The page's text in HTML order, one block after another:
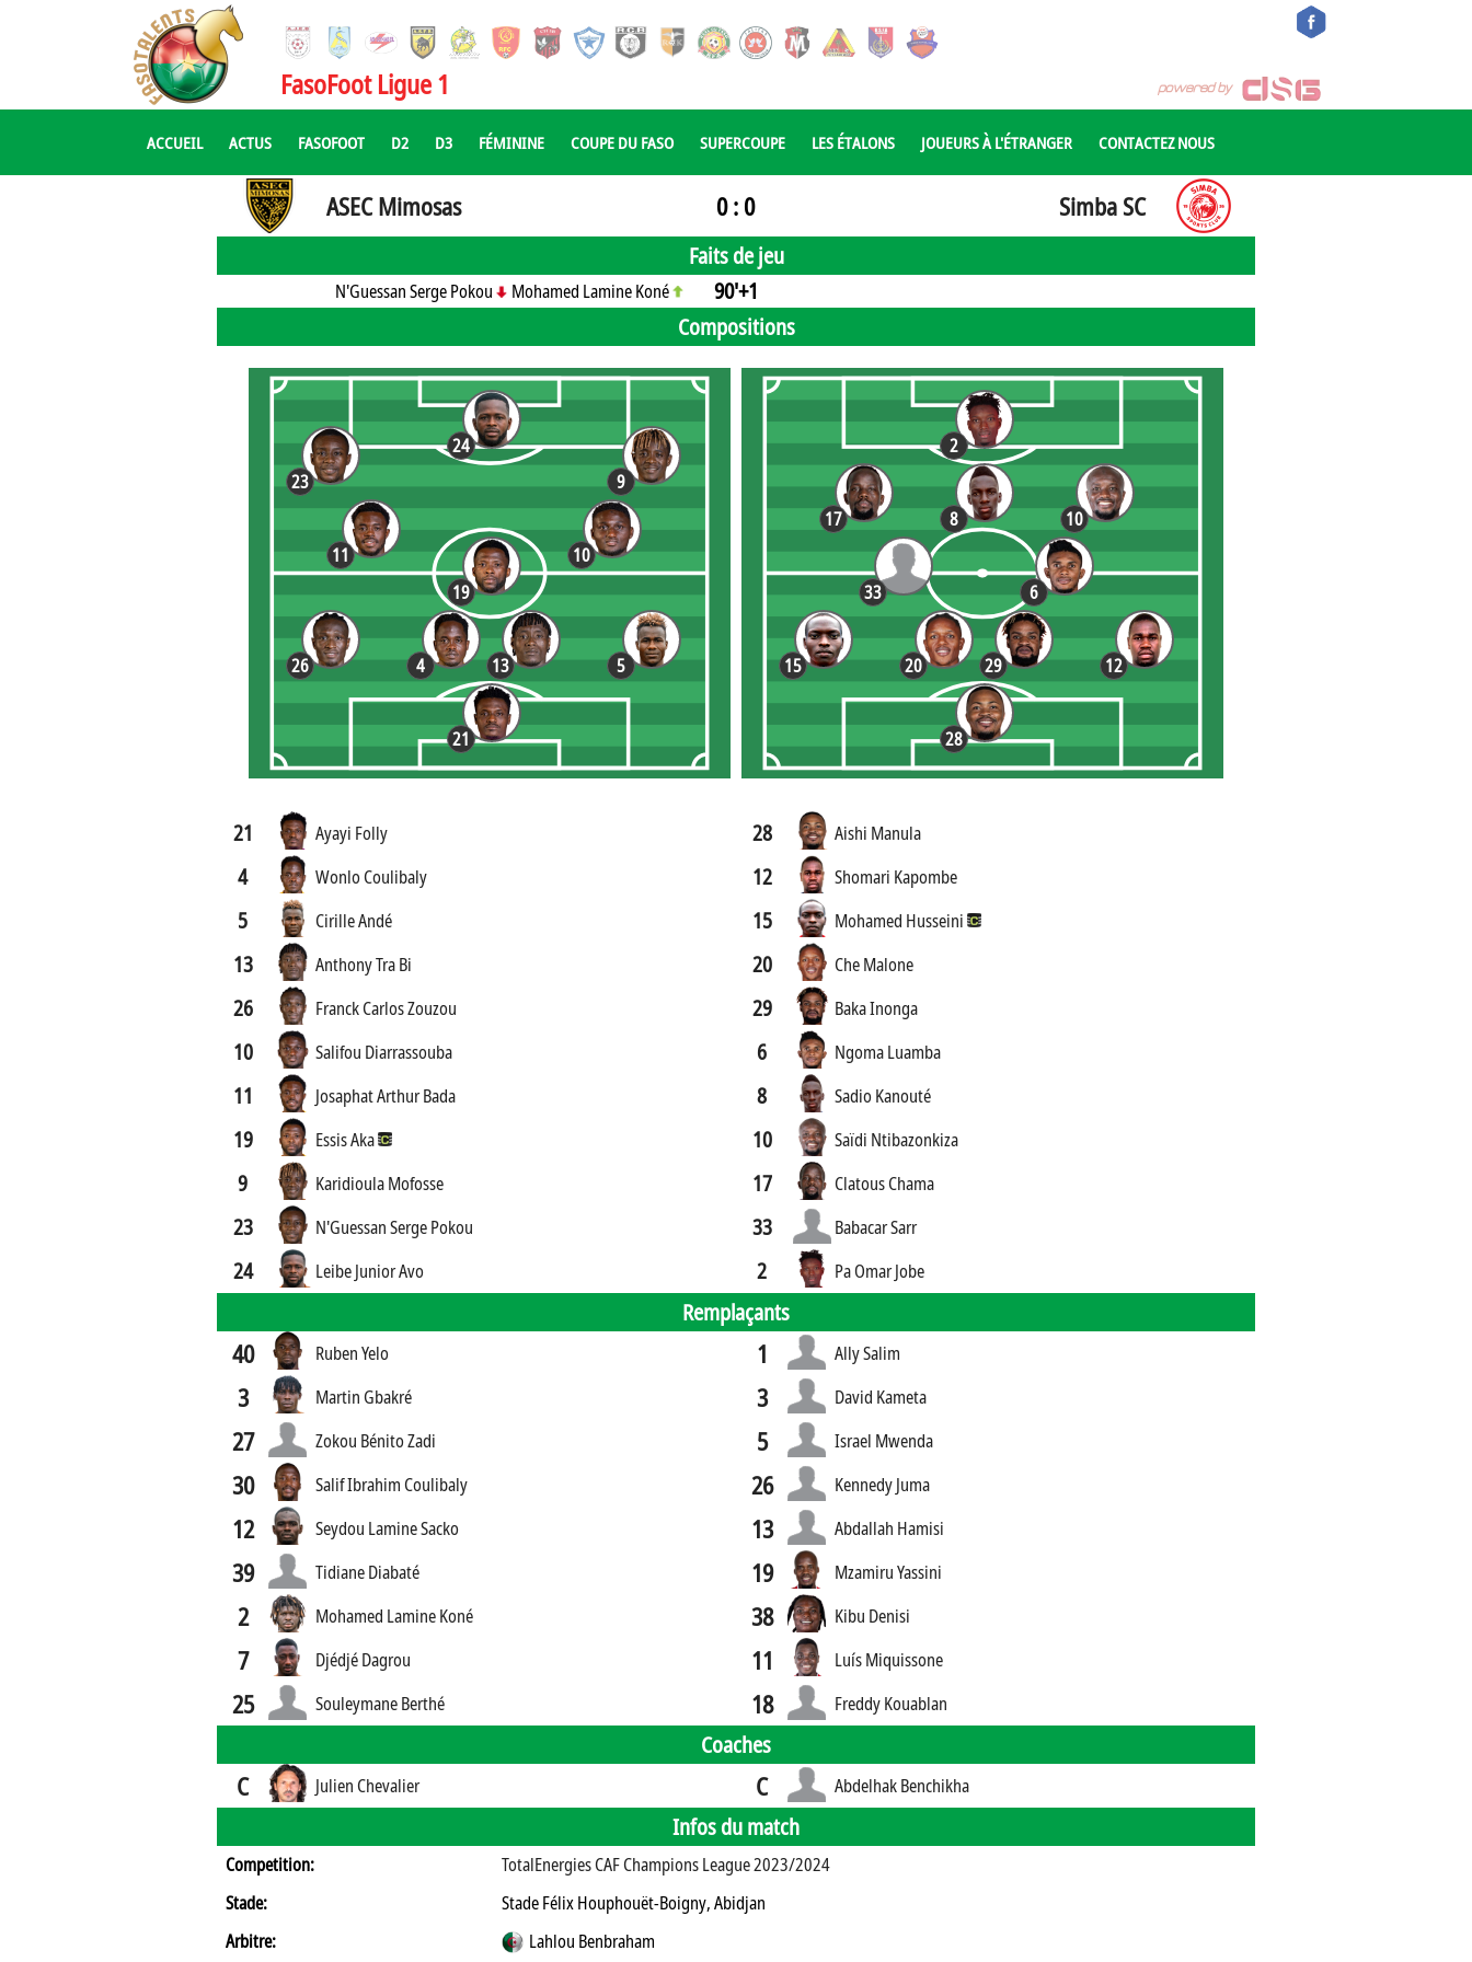
FasoFoot Ligue 1
ACCUEIL ACTUS FASOFOOT D2 D3 FÉMININE COUPE DU FASO SUPERCOUPE LES ÉTALONS JOUEURS À L'ÉTRANGER CONTACTEZ NOUS
ASEC Mimosas 0 : 0 Simba SC
Faits de jeu
N'Guessan Serge Pokou Mohamed Lamine Koné
90'+1
Compositions
19
21
4
9
10
24
26
23
11
5
13
10
2
12
17
15
28
8
6
29
33
20
21 Ayayi Folly
4 Wonlo Coulibaly
5 Cirille Andé
13 Anthony Tra Bi
26 Franck Carlos Zouzou
10 Salifou Diarrassouba
11 Josaphat Arthur Bada
19 Essis Aka
9 Karidioula Mofosse
23 N'Guessan Serge Pokou
24 Leibe Junior Avo
28 Aishi Manula
12 Shomari Kapombe
15 Mohamed Husseini
20 Che Malone
29 Baka Inonga
6 Ngoma Luamba
8 Sadio Kanouté
10 Saïdi Ntibazonkiza
17 Clatous Chama
33 Babacar Sarr
2 Pa Omar Jobe
Remplaçants
40 Ruben Yelo
3 Martin Gbakré
27 Zokou Bénito Zadi
30 Salif Ibrahim Coulibaly
12 Seydou Lamine Sacko
39 Tidiane Diabaté
2 Mohamed Lamine Koné
7 Djédjé Dagrou
25 Souleymane Berthé
1 Ally Salim
3 David Kameta
5 Israel Mwenda
26 Kennedy Juma
13 Abdallah Hamisi
19 Mzamiru Yassini
38 Kibu Denisi
11 Luís Miquissone
18 Freddy Kouablan
Coaches
C Julien Chevalier C Abdelhak Benchikha
Infos du match
Competition:
TotalEnergies CAF Champions League 2023/2024
Stade:
Stade Félix Houphouët-Boigny, Abidjan
Arbitre:
Lahlou Benbraham